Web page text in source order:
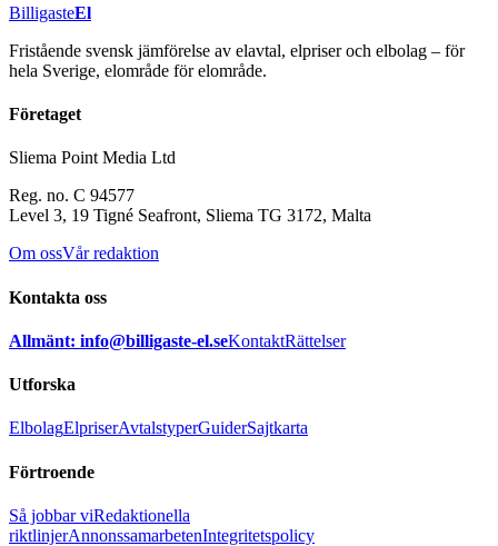
BilligasteEl
Fristående svensk jämförelse av elavtal, elpriser och elbolag – för
hela Sverige, elområde för elområde.
Företaget
Sliema Point Media Ltd
Reg. no. C 94577
Level 3, 19 Tigné Seafront, Sliema TG 3172, Malta
Om ossVår redaktion
Kontakta oss
Allmänt: info@billigaste-el.seKontaktRättelser
Utforska
ElbolagElpriserAvtalstyperGuiderSajtkarta
Förtroende
Så jobbar viRedaktionella
riktlinjerAnnonssamarbetenIntegritetspolicy